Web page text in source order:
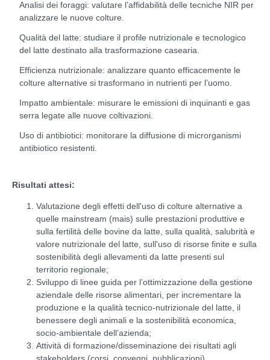
Analisi dei foraggi: valutare l’affidabilità delle tecniche NIR per
analizzare le nuove colture.
Qualità del latte: studiare il profile nutrizionale e tecnologico
del latte destinato alla trasformazione casearia.
Efficienza nutrizionale: analizzare quanto efficacemente le
colture alternative si trasformano in nutrienti per l’uomo.
Impatto ambientale: misurare le emissioni di inquinanti e gas
serra legate alle nuove coltivazioni.
Uso di antibiotici: monitorare la diffusione di microrganismi
antibiotico resistenti.
Risultati attesi:
Valutazione degli effetti dell'uso di colture alternative a
quelle mainstream (mais) sulle prestazioni produttive e
sulla fertilità delle bovine da latte, sulla qualità, salubrità e
valore nutrizionale del latte, sull'uso di risorse finite e sulla
sostenibilità degli allevamenti da latte presenti sul
territorio regionale;
Sviluppo di linee guida per l’ottimizzazione della gestione
aziendale delle risorse alimentari, per incrementare la
produzione e la qualità tecnico-nutrizionale del latte, il
benessere degli animali e la sostenibilità economica,
socio-ambientale dell’azienda;
Attività di formazione/disseminazione dei risultati agli
stakeholders (corsi, convegni, pubblicazioni).